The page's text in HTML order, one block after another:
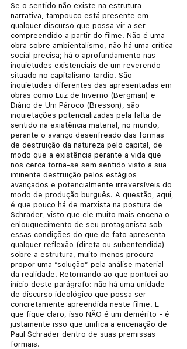
Se o sentido não existe na estrutura
narrativa, tampouco está presente em
qualquer discurso que possa vir a ser
compreendido a partir do filme. Não é uma
obra sobre ambientalismo, não há uma crítica
social precisa; há o aprofundamento nas
inquietudes existenciais de um reverendo
situado no capitalismo tardio. São
inquietudes diferentes das apresentadas em
obras como Luz de Inverno (Bergman) e
Diário de Um Pároco (Bresson), são
inquietações potencializadas pela falta de
sentido na existência material, no mundo,
perante o avanço desenfreado das formas
de destruição da natureza pelo capital, de
modo que a existência perante a vida que
nos cerca torna-se sem sentido visto a sua
iminente destruição pelos estágios
avançados e potencialmente irreversíveis do
modo de produção burguês. A questão, aqui,
é que pouco há de marxista na postura de
Schrader, visto que ele muito mais encena o
enlouquecimento de seu protagonista sob
essas condições do que de fato apresenta
qualquer reflexão (direta ou subentendida)
sobre a estrutura, muito menos procura
propor uma “solução” pela análise material
da realidade. Retornando ao que pontuei ao
início deste parágrafo: não há uma unidade
de discurso ideológico que possa ser
concretamente apreendida neste filme. E
que fique claro, isso NÃO é um demérito - é
justamente isso que unifica a encenação de
Paul Schrader dentro de suas premissas
formais.